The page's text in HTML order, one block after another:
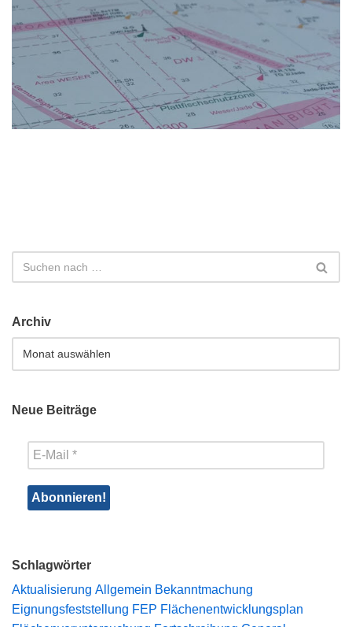
Archiv
Neue Beiträge
Schlagwörter
Aktualisierung Allgemein Bekanntmachung
Eignungsfeststellung FEP Flächenentwicklungsplan